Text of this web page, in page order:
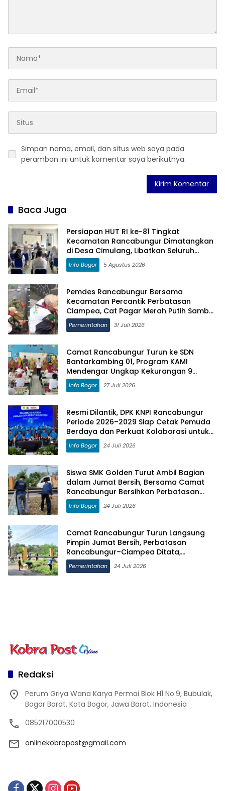
Simpan nama, email, dan situs web saya pada
peramban ini untuk komentar saya berikutnya.
Baca Juga
Persiapan HUT RI ke-81 Tingkat
Kecamatan Rancabungur Dimatangkan
di Desa Cimulang, Libatkan Seluruh
Elemen Masyarakat
Info Bogor 5 Agustus 2026
Pemdes Rancabungur Bersama
Kecamatan Percantik Perbatasan
Ciampea, Cat Pagar Merah Putih Sambut
HUT RI ke-81
Pemerintahan 31 Juli 2026
Camat Rancabungur Turun ke SDN
Bantarkambing 01, Program KAMI
Mendengar Ungkap Kekurangan 9
Ruang Kelas dan 8 Guru
Info Bogor 27 Juli 2026
Resmi Dilantik, DPK KNPI Rancabungur
Periode 2026–2029 Siap Cetak Pemuda
Berdaya dan Perkuat Kolaborasi untuk
Kemajuan Daerah
Info Bogor 24 Juli 2026
Siswa SMK Golden Turut Ambil Bagian
dalam Jumat Bersih, Bersama Camat
Rancabungur Bersihkan Perbatasan
Rancabungur–Ciampea
Info Bogor 24 Juli 2026
Camat Rancabungur Turun Langsung
Pimpin Jumat Bersih, Perbatasan
Rancabungur–Ciampea Ditata,
Jembatan Akan Dicat Merah Putih
Pemerintahan 24 Juli 2026
Redaksi
Perum Griya Wana Karya Permai Blok H1 No.9, Bubulak,
Bogor Barat, Kota Bogor, Jawa Barat, Indonesia
085217000530
onlinekobrapost@gmail.com